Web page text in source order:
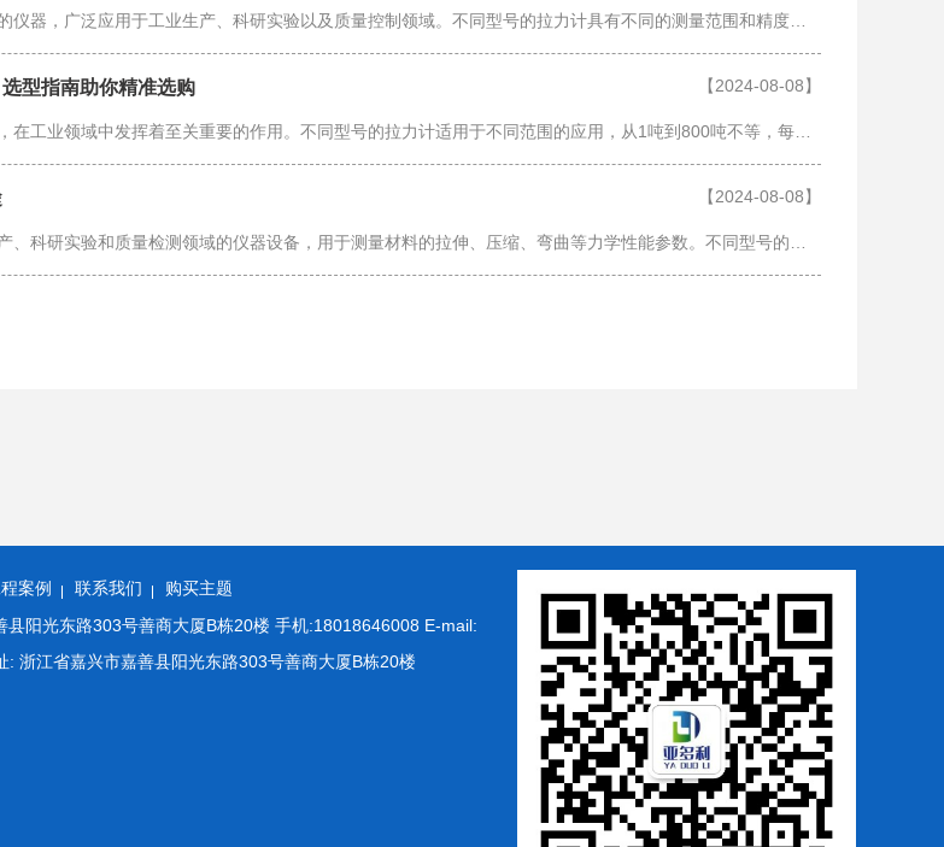
型指南助你精准选购 【2024-08-08】
【2024-08-08】
案例 联系我们 购买主题
阳光东路303号善商大厦B栋20楼 手机:18018646008 E-mail:
浙江省嘉兴市嘉善县阳光东路303号善商大厦B栋20楼